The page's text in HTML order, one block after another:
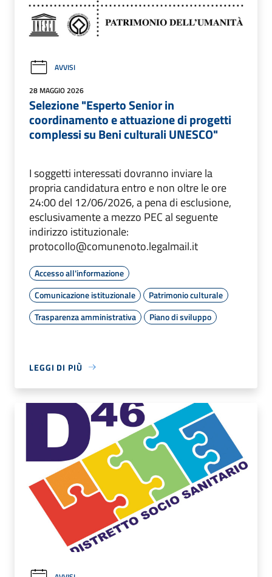
AVVISI
28 MAGGIO 2026
Selezione "Esperto Senior in
coordinamento e attuazione di progetti
complessi su Beni culturali UNESCO"
I soggetti interessati dovranno inviare la
propria candidatura entro e non oltre le ore
24:00 del 12/06/2026, a pena di esclusione,
esclusivamente a mezzo PEC al seguente
indirizzo istituzionale:
protocollo@comunenoto.legalmail.it
Accesso all'informazione
Comunicazione istituzionale
Patrimonio culturale
Trasparenza amministrativa
Piano di sviluppo
LEGGI DI PIÙ